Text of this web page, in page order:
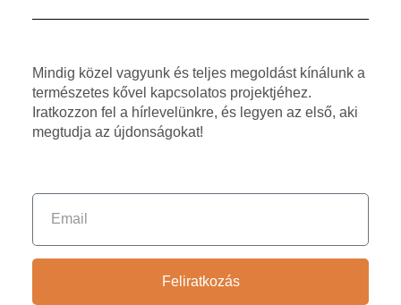
Mindig közel vagyunk és teljes megoldást kínálunk a
természetes kővel kapcsolatos projektjéhez.
Iratkozzon fel a hírlevelünkre, és legyen az első, aki
megtudja az újdonságokat!
Feliratkozás